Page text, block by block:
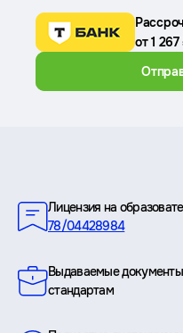
от 1
Лицензия на
78/04428984
Выдаваемые
стандартам